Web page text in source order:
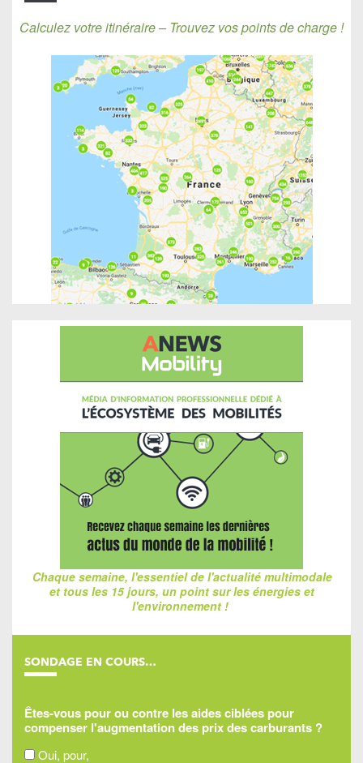
Calculez votre itinéraire – Trouvez vos points de charge !
Chaque semaine, l'essentiel de l'actualité multimodale
et tous les 15 jours, un point sur les énergies et
l'environnement !
SONDAGE EN COURS…
Êtes-vous pour ou contre les aides ciblées pour
compenser l'augmentation des prix des carburants ?
Oui, pour,